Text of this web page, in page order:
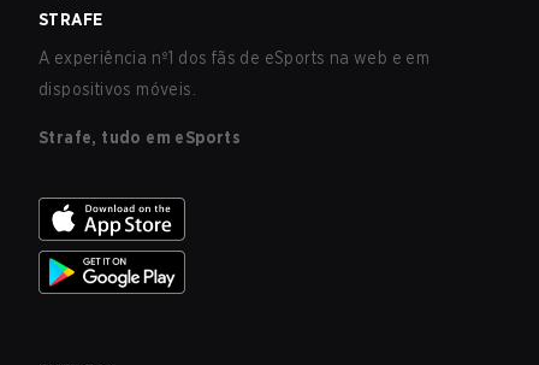
STRAFE
A experiência nº1 dos fãs de eSports na web e em
dispositivos móveis.
Strafe, tudo em eSports